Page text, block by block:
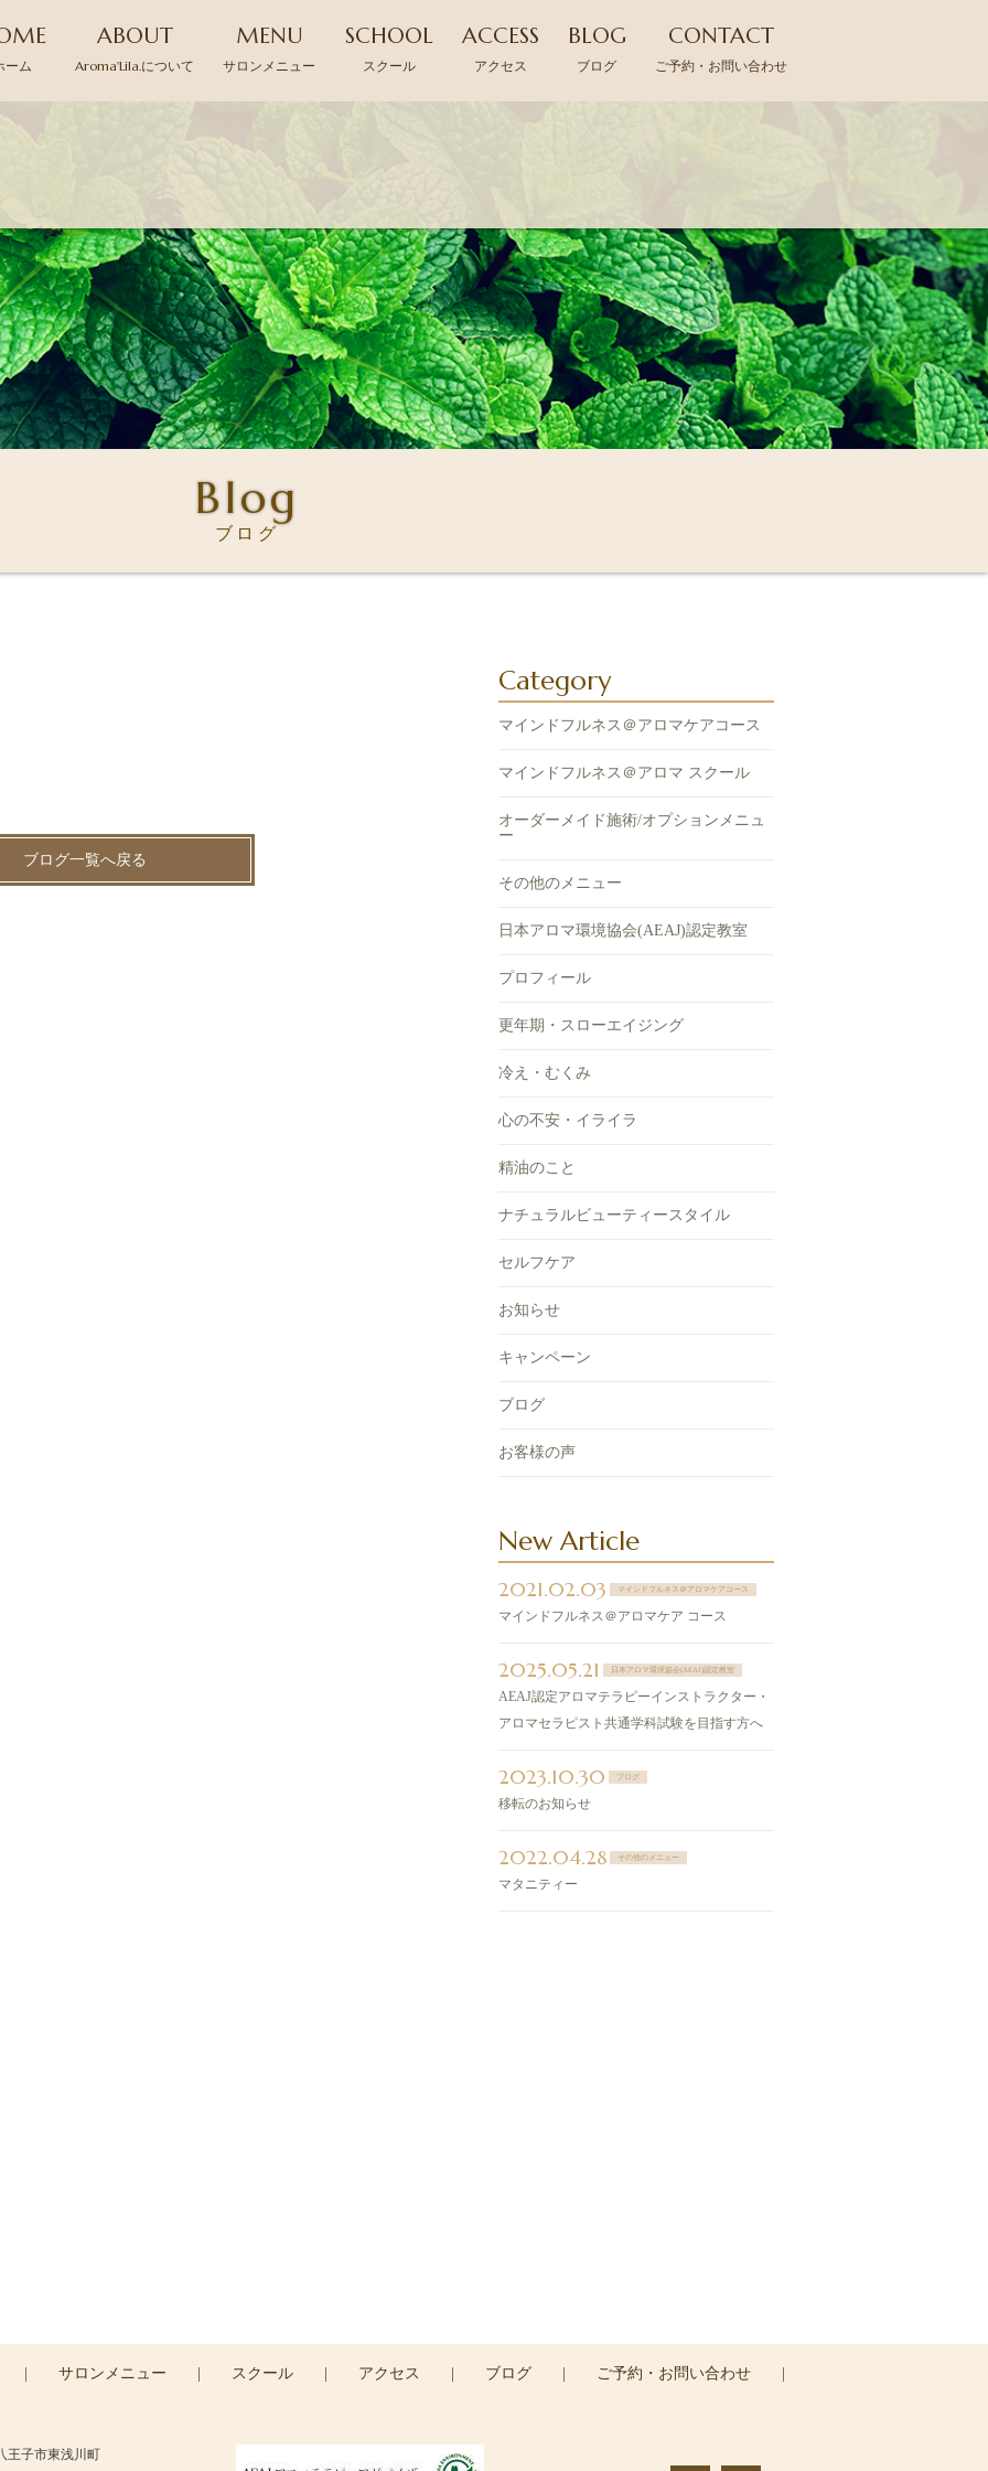
ーム
ABOUT
Aroma'Lila.について
MENU
サロンメニュー
SCHOOL
スクール
ACCESS
アクセス
BLOG
ブログ
CONTACT
ご予約・お問い合わせ
Blog
ブログ
ブログ一覧へ戻る
Category
マインドフルネス＠アロマケアコース
マインドフルネス＠アロマ スクール
オーダーメイド施術/オプションメニュ
ー
その他のメニュー
日本アロマ環境協会(AEAJ)認定教室
プロフィール
更年期・スローエイジング
冷え・むくみ
心の不安・イライラ
精油のこと
ナチュラルビューティースタイル
セルフケア
お知らせ
キャンペーン
ブログ
お客様の声
New Article
2021.02.03 マインドフルネス＠アロマケアコース
マインドフルネス＠アロマケア コース
2025.05.21 日本アロマ環境協会(AEAJ)認定教室
AEAJ認定アロマテラピーインストラクター・
アロマセラピスト共通学科試験を目指す方へ
2023.10.30 ブログ
移転のお知らせ
2022.04.28 その他のメニュー
マタニティー
CONTACT >
サロンメニュー スクール アクセス ブログ ご予約・お問い合わせ
王子市東浅川町